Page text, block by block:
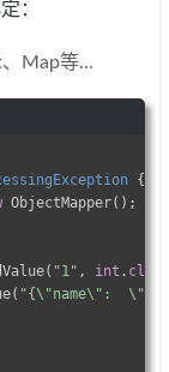
：
、Map等…
{
ObjectMapper();
"1" , int . class
"{\"name\":